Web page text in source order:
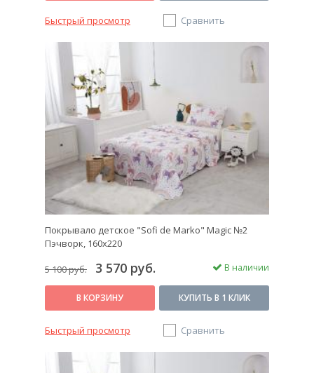
Быстрый просмотр Сравнить
Покрывало детское "Sofi de Marko" Magic №2
Пэчворк, 160х220
5 100 руб. 3 570 руб. В наличии
В КОРЗИНУ КУПИТЬ В 1 КЛИК
Быстрый просмотр Сравнить